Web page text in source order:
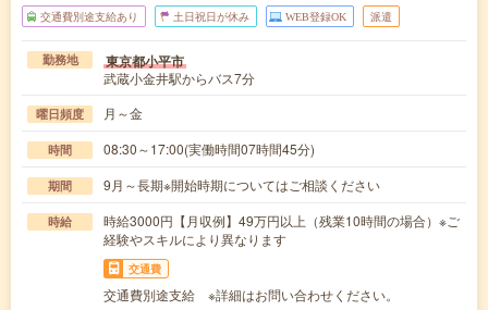
交通費別途支給あり 土日祝日が休み WEB登録OK 派遣
勤務地 東京都小平市
武蔵小金井駅からバス7分
曜日頻度 月～金
時間 08:30～17:00(実働時間07時間45分)
期間 9月～長期※開始時期についてはご相談ください
時給
時給3000円【月収例】49万円以上（残業10時間の場合）※ご
経験やスキルにより異なります
交通費
交通費別途支給 ※詳細はお問い合わせください。